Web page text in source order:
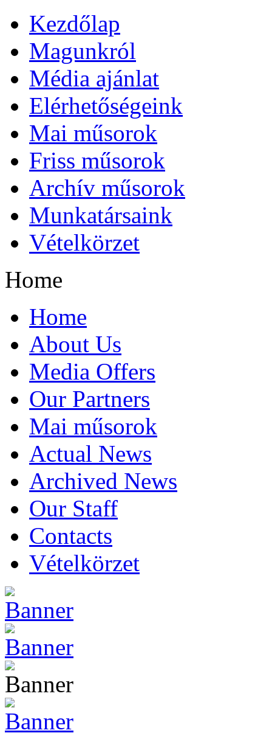
Kezdőlap
Magunkról
Média ajánlat
Elérhetőségeink
Mai műsorok
Friss műsorok
Archív műsorok
Munkatársaink
Vételkörzet
Home
Home
About Us
Media Offers
Our Partners
Mai műsorok
Actual News
Archived News
Our Staff
Contacts
Vételkörzet